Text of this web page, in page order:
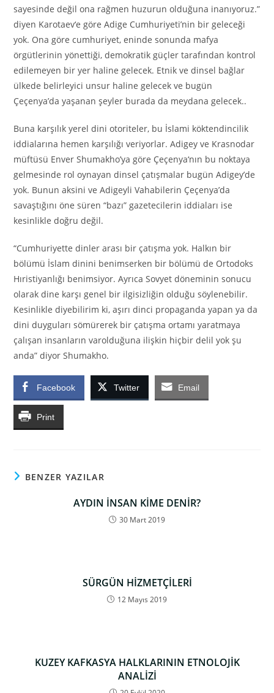
sayesinde değil ona rağmen huzurun olduğuna inanıyoruz.”
diyen Karotaev‘e göre Adige Cumhuriyeti’nin bir geleceği
yok. Ona göre cumhuriyet, eninde sonunda mafya
örgütlerinin yönettiği, demokratik güçler tarafından kontrol
edilemeyen bir yer haline gelecek. Etnik ve dinsel bağlar
ülkede belirleyici unsur haline gelecek ve bugün
Çeçenya’da yaşanan şeyler burada da meydana gelecek..
Buna karşılık yerel dini otoriteler, bu İslami köktendincilik
iddialarına hemen karşılığı veriyorlar. Adigey ve Krasnodar
müftüsü Enver Shumakho’ya göre Çeçenya‘nın bu noktaya
gelmesinde rol oynayan dinsel çatışmalar bugün Adigey’de
yok. Bunun aksini ve Adigeyli Vahabilerin Çeçenya’da
savaştığını öne süren “bazı” gazetecilerin iddiaları ise
kesinlikle doğru değil.
“Cumhuriyette dinler arası bir çatışma yok. Halkın bir
bölümü İslam dinini benimserken bir bölümü de Ortodoks
Hıristiyanlığı benimsiyor. Ayrıca Sovyet döneminin sonucu
olarak dine karşı genel bir ilgisizliğin olduğu söylenebilir.
Kesinlikle diyebilirim ki, aşırı dinci propaganda yapan ya da
dini duyguları sömürerek bir çatışma ortamı yaratmaya
çalışan insanların varolduğuna ilişkin hiçbir delil yok şu
anda” diyor Shumakho.
Facebook Twitter Email
Print
BENZER YAZILAR
AYDIN İNSAN KİME DENİR?
30 Mart 2019
SÜRGÜN HİZMETÇİLERİ
12 Mayıs 2019
KUZEY KAFKASYA HALKLARININ ETNOLOJİK
ANALİZİ